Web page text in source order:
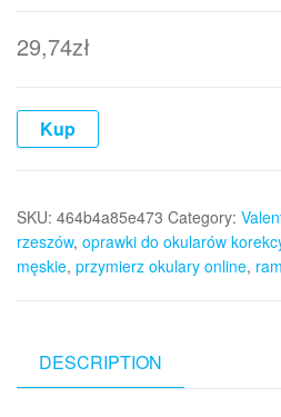
29,74zł
Kup
SKU: 464b4a85e473 Category:
rzeszów, oprawki do okularów
męskie, przymierz okulary online,
DESCRIPTION